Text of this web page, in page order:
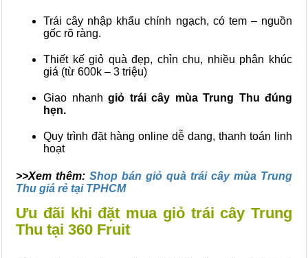
Trái cây nhập khẩu chính ngạch, có tem – nguồn
gốc rõ ràng.
Thiết kế giỏ quà đẹp, chỉn chu, nhiều phân khúc
giá (từ 600k – 3 triệu)
Giao nhanh giỏ trái cây mùa Trung Thu đúng
hẹn.
Quy trình đặt hàng online dễ dang, thanh toán linh
hoạt
>>Xem thêm: Shop bán giỏ quà trái cây mùa Trung
Thu giá rẻ tại TPHCM
Ưu đãi khi đặt mua giỏ trái cây Trung
Thu tại 360 Fruit